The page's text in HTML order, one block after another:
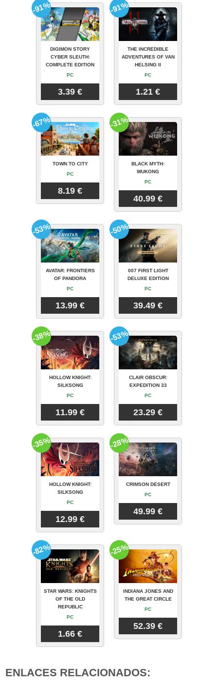
DIGIMON STORY
CYBER SLEUTH:
COMPLETE EDITION
PC
3.39 €
-91%
THE INCREDIBLE
ADVENTURES OF VAN
HELSING II
PC
1.21 €
-91%
TOWN TO CITY
PC
8.19 €
-67%
BLACK MYTH:
WUKONG
PC
40.99 €
-31%
AVATAR: FRONTIERS
OF PANDORA
PC
13.99 €
-53%
007 FIRST LIGHT
DELUXE EDITION
PC
39.49 €
-50%
HOLLOW KNIGHT:
SILKSONG
PC
11.99 €
-38%
CLAIR OBSCUR:
EXPEDITION 33
PC
23.29 €
-53%
HOLLOW KNIGHT:
SILKSONG
PC
12.99 €
-35%
CRIMSON DESERT
PC
49.99 €
-28%
STAR WARS: KNIGHTS
OF THE OLD
REPUBLIC
PC
1.66 €
-82%
INDIANA JONES AND
THE GREAT CIRCLE
PC
52.39 €
-25%
ENLACES RELACIONADOS: